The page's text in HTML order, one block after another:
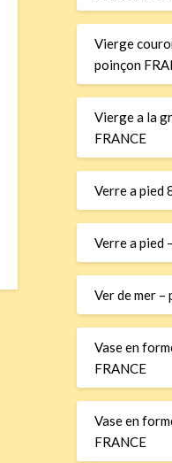
Vierge
poinçon
Vierge a la
FRANCE
Verre a pied
Verre a pied
Ver de mer –
Vase en
FRANCE
Vase en
FRANCE